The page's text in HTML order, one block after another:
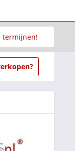
termijnen!
via SSL)